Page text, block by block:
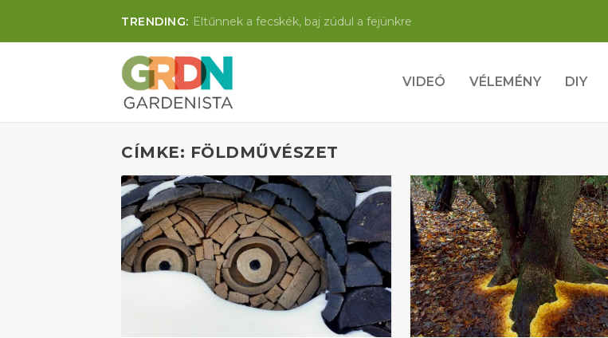
TRENDING: Eltűnnek a fecskék, baj zúdul a fejünkre
VIDEÓ VÉLEMÉNY DIY
CÍMKE: FÖLDMŰVÉSZET